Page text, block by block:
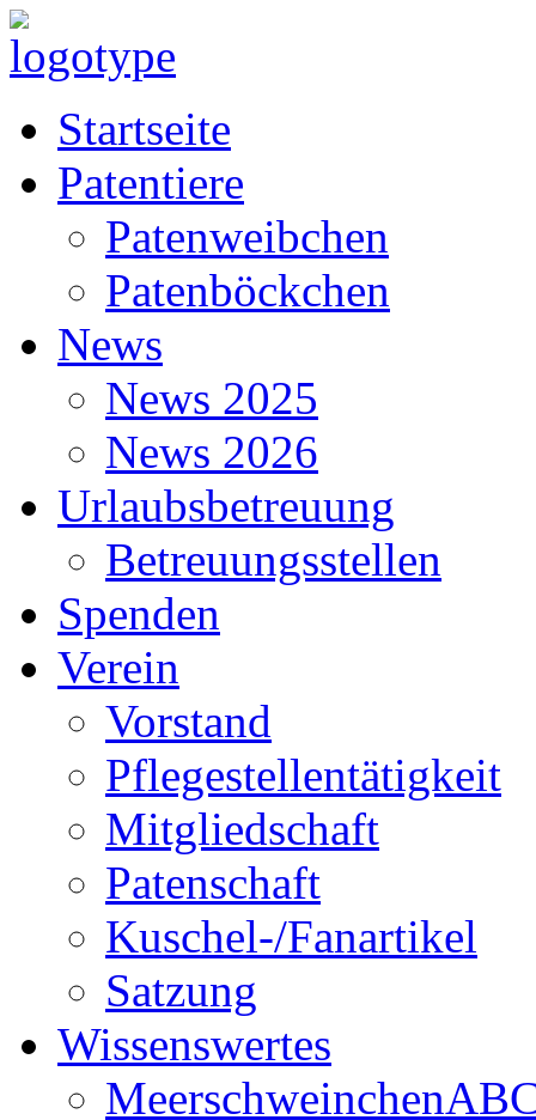
Startseite
Patentiere
Patenweibchen
Patenböckchen
News
News 2025
News 2026
Urlaubsbetreuung
Betreuungsstellen
Spenden
Verein
Vorstand
Pflegestellentätigkeit
Mitgliedschaft
Patenschaft
Kuschel-/Fanartikel
Satzung
Wissenswertes